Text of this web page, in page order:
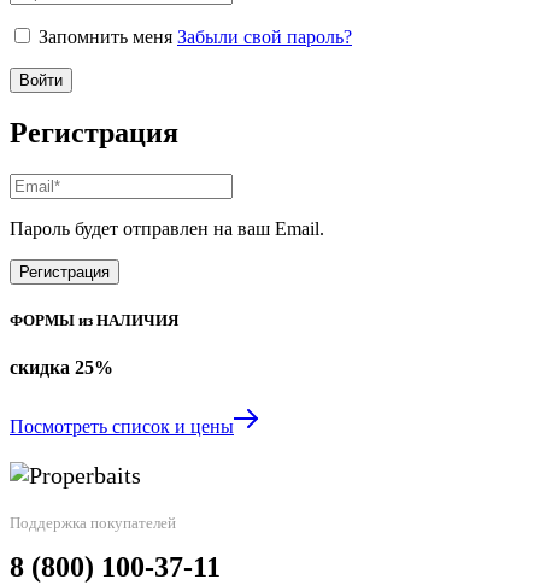
Запомнить меня Забыли свой пароль?
Войти
Регистрация
Пароль будет отправлен на ваш Email.
Регистрация
ФОРМЫ из НАЛИЧИЯ
скидка 25%
Посмотреть список и цены
Поддержка покупателей
8 (800) 100-37-11